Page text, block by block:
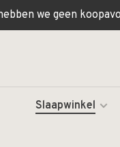
we geen
Slaapwinkel